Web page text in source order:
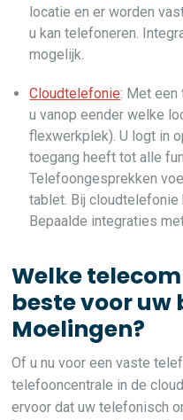
locatie en er worden
u kan telefoneren.
mogelijk.
Cloudtelefonie: Met een
u vanop eender welke
flexwerkplek). U logt in
toegang heeft tot alle
Telefoongesprekken
tablet. Bij cloudtelefonie
Bepaalde integraties
Welke
beste voor uw
Moelingen?
Of u nu voor een vaste
telefooncentrale in de
ervoor dat uw telefonisch